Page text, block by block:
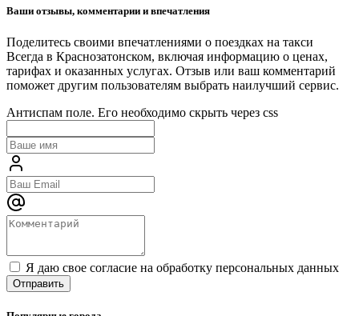
Ваши отзывы, комментарии и впечатления
Поделитесь своими впечатлениями о поездках на такси
Всегда в Краснозатонском, включая информацию о ценах,
тарифах и оказанных услугах. Отзыв или ваш комментарий
поможет другим пользователям выбрать наилучший сервис.
Антиспам поле. Его необходимо скрыть через css
Я даю свое согласие на обработку персональных данных